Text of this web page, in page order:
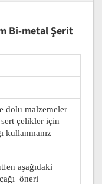
Bi-metal Şerit
dolu malzemeler
çelikler için
kullanmanız
aşağıdaki
öneri